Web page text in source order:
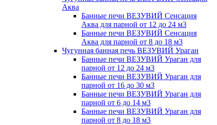
Аква
Банные печи ВЕЗУВИЙ Сенсация
Аква для парной от 12 до 24 м3
Банные печи ВЕЗУВИЙ Сенсация
Аква для парной от 8 до 18 м3
Чугунная банная печь ВЕЗУВИЙ Ураган
Банные печи ВЕЗУВИЙ Ураган для
парной от 12 до 24 м3
Банные печи ВЕЗУВИЙ Ураган для
парной от 16 до 30 м3
Банные печи ВЕЗУВИЙ Ураган для
парной от 6 до 14 м3
Банные печи ВЕЗУВИЙ Ураган для
парной от 8 до 18 м3